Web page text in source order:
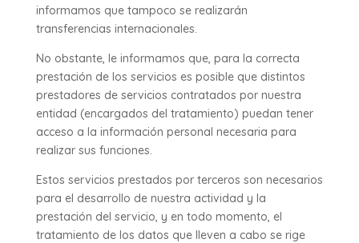
informamos que tampoco se realizarán
transferencias internacionales.
No obstante, le informamos que, para la correcta
prestación de los servicios es posible que distintos
prestadores de servicios contratados por nuestra
entidad (encargados del tratamiento) puedan tener
acceso a la información personal necesaria para
realizar sus funciones.
Estos servicios prestados por terceros son necesarios
para el desarrollo de nuestra actividad y la
prestación del servicio, y en todo momento, el
tratamiento de los datos que lleven a cabo se rige